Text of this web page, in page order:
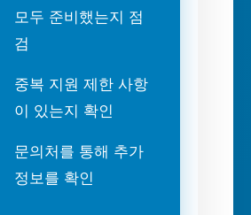
모두 준비했는지 점
검
중복 지원 제한 사항
이 있는지 확인
문의처를 통해 추가
정보를 확인